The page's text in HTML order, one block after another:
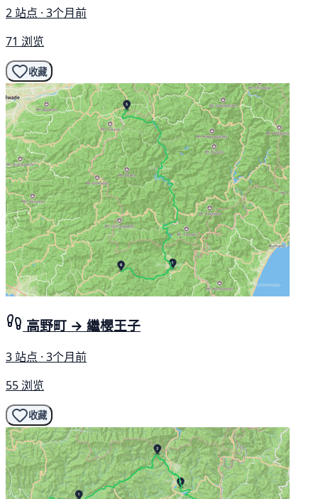
2 站点 · 3个月前
71 浏览
收藏
高野町 → 繼櫻王子
3 站点 · 3个月前
55 浏览
收藏